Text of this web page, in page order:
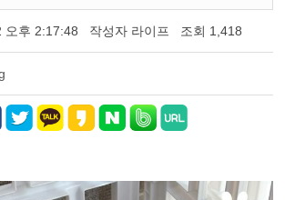
오후 2:17:48 작성자 라이프 조회 1,418